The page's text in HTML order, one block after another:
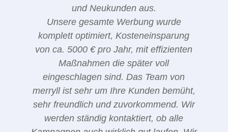
und Neukunden aus.
Unsere gesamte Werbung wurde
komplett optimiert, Kosteneinsparung
von ca. 5000 € pro Jahr, mit effizienten
Maßnahmen die später voll
eingeschlagen sind. Das Team von
merryll ist sehr um Ihre Kunden bemüht,
sehr freundlich und zuvorkommend. Wir
werden ständig kontaktiert, ob alle